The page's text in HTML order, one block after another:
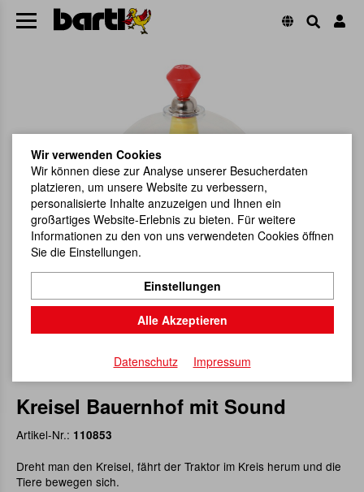
Kreisel Bauernhof mit Sound
Artikel-Nr.: 110853
Dreht man den Kreisel, fährt der Traktor im Kreis herum und die
Tiere bewegen sich.
Wir verwenden Cookies
Wir können diese zur Analyse unserer Besucherdaten
platzieren, um unsere Website zu verbessern,
personalisierte Inhalte anzuzeigen und Ihnen ein
großartiges Website-Erlebnis zu bieten. Für weitere
Informationen zu den von uns verwendeten Cookies öffnen
Sie die Einstellungen.
Einstellungen
Alle Akzeptieren
Datenschutz Impressum